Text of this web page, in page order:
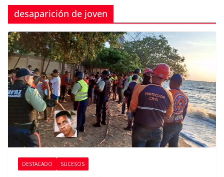
desaparición de joven
DESTACADO SUCESOS